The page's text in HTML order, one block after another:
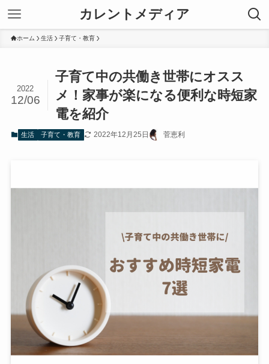
カレントメディア
ホーム 生活 子育て・教育
子育て中の共働き世帯にオスス
メ！家事が楽になる便利な時短家
電を紹介
2022
12/06
生活 子育て・教育 2022年12月25日 菅恵利